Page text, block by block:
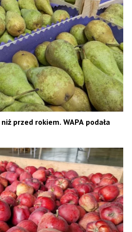
przed rokiem. WAPA podała